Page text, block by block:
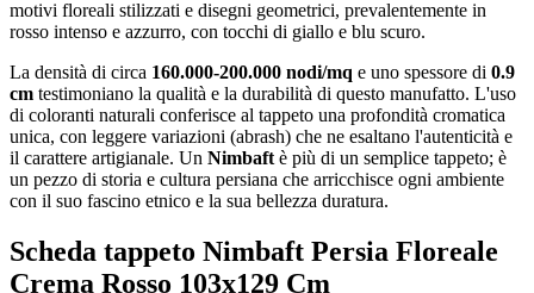
motivi floreali stilizzati e disegni geometrici, prevalentemente in
rosso intenso e azzurro, con tocchi di giallo e blu scuro.
La densità di circa 160.000-200.000 nodi/mq e uno spessore di 0.9
cm testimoniano la qualità e la durabilità di questo manufatto. L'uso
di coloranti naturali conferisce al tappeto una profondità cromatica
unica, con leggere variazioni (abrash) che ne esaltano l'autenticità e
il carattere artigianale. Un Nimbaft è più di un semplice tappeto; è
un pezzo di storia e cultura persiana che arricchisce ogni ambiente
con il suo fascino etnico e la sua bellezza duratura.
Scheda tappeto Nimbaft Persia Floreale
Crema Rosso 103x129 Cm